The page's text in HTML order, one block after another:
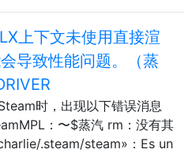
上下文未使用直接渲
导致性能问题。（蒸
时，出现以下错误消息
：〜$蒸汽 rm：没有其
.steam/steam»：Es un